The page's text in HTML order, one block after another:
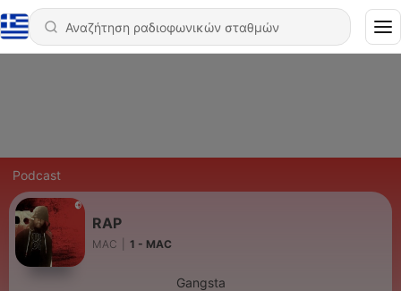
Podcast
RAP
MAC 1 - MAC
Gangsta